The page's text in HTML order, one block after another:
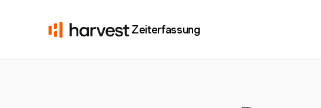
Zeiterfassung